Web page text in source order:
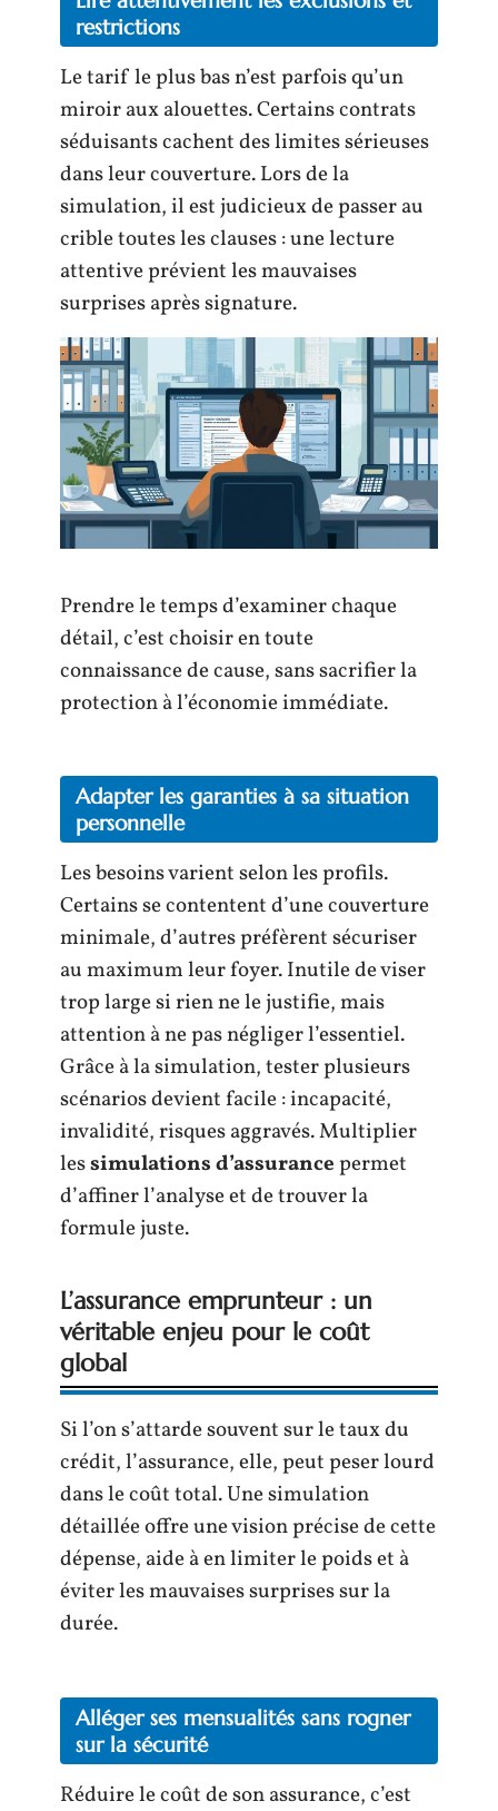
restrictions
Le tarif le plus bas n’est parfois qu’un
miroir aux alouettes. Certains contrats
séduisants cachent des limites sérieuses
dans leur couverture. Lors de la
simulation, il est judicieux de passer au
crible toutes les clauses : une lecture
attentive prévient les mauvaises
surprises après signature.
Prendre le temps d’examiner chaque
détail, c’est choisir en toute
connaissance de cause, sans sacrifier la
protection à l’économie immédiate.
Adapter les garanties à sa situation
personnelle
Les besoins varient selon les profils.
Certains se contentent d’une couverture
minimale, d’autres préfèrent sécuriser
au maximum leur foyer. Inutile de viser
trop large si rien ne le justifie, mais
attention à ne pas négliger l’essentiel.
Grâce à la simulation, tester plusieurs
scénarios devient facile : incapacité,
invalidité, risques aggravés. Multiplier
lessimulations d’assurancepermet
d’affiner l’analyse et de trouver la
formule juste.
L’assurance emprunteur : un
véritable enjeu pour le coût
global
Si l’on s’attarde souvent sur le taux du
crédit, l’assurance, elle, peut peser lourd
dans le coût total. Une simulation
détaillée offre une vision précise de cette
dépense, aide à en limiter le poids et à
éviter les mauvaises surprises sur la
durée.
Alléger ses mensualités sans rogner
sur la sécurité
Réduire le coût de son assurance, c’est